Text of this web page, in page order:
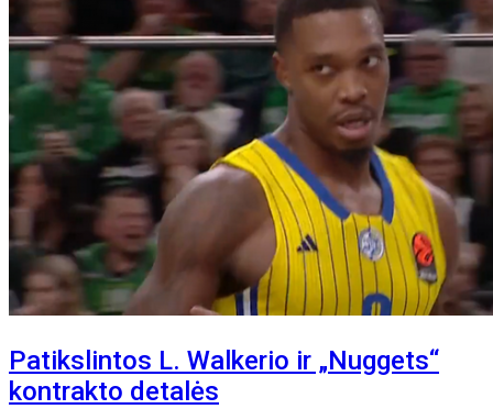
Patikslintos L. Walkerio ir „Nuggets“
kontrakto detalės